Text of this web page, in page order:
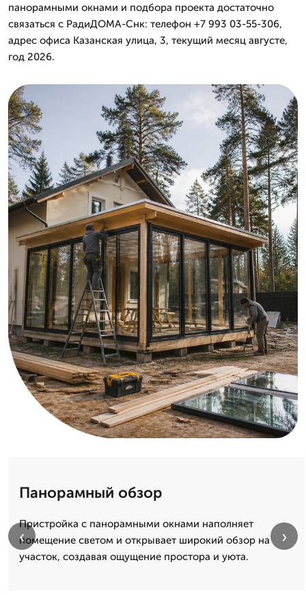
панорамными окнами и подбора проекта достаточно
связаться с РадиДОМА-Снк: телефон +7 993 03-55-306,
адрес офиса Казанская улица, 3, текущий месяц августе,
год 2026.
Панорамный обзор
Пристройка с панорамными окнами наполняет
помещение светом и открывает широкий обзор на
участок, создавая ощущение простора и уюта.
‹ ›